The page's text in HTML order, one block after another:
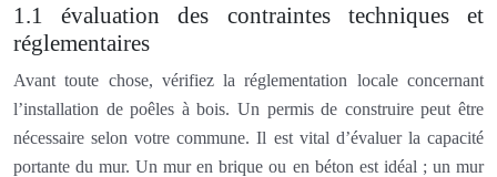
1.1 évaluation des contraintes techniques et
réglementaires
Avant toute chose, vérifiez la réglementation locale concernant
l’installation de poêles à bois. Un permis de construire peut être
nécessaire selon votre commune. Il est vital d’évaluer la capacité
portante du mur. Un mur en brique ou en béton est idéal ; un mur